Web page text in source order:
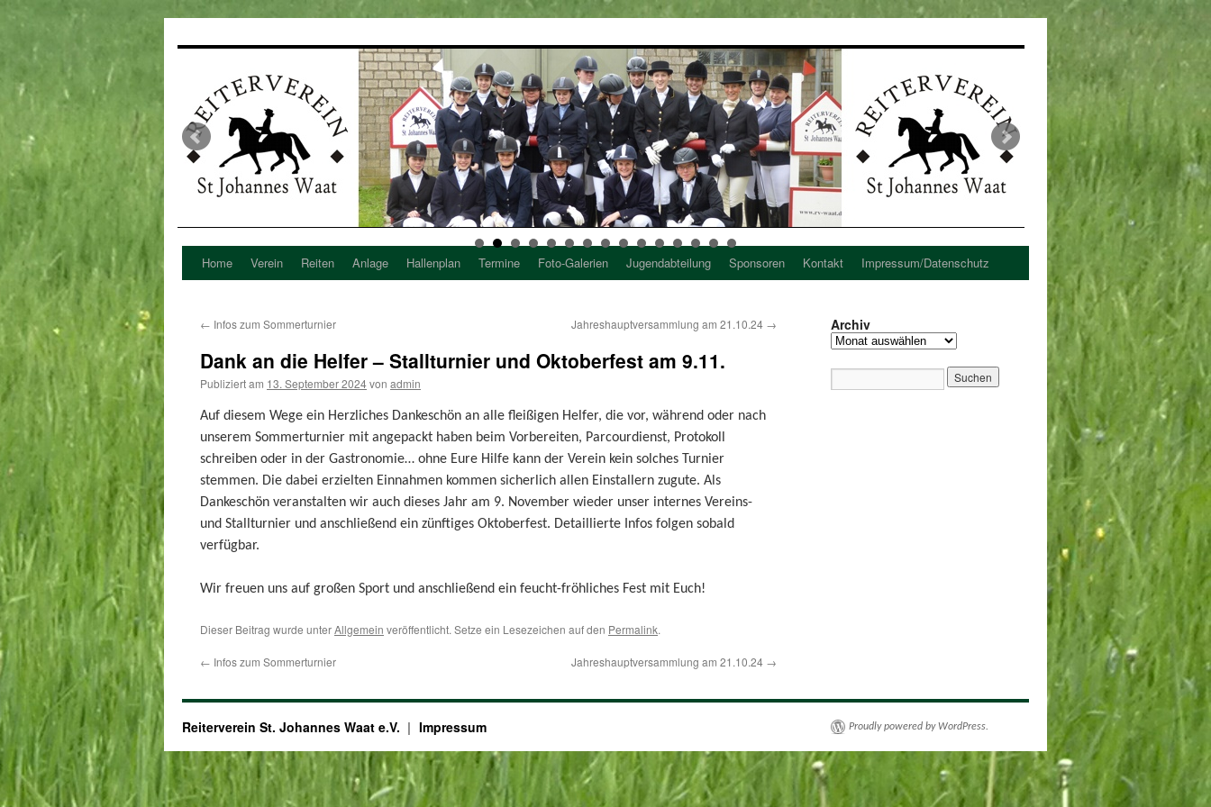
Zum
springen
Home Verein Reiten Anlage Hallenplan Termine Foto-Galerien Jugendabteilung Sponsoren Kontakt Impressum/Datenschutz
← Infos zum Sommerturnier Jahreshauptversammlung am 21.10.24 →
Dank an die Helfer – Stallturnier und Oktoberfest am 9.11.
Publiziert am 13. September 2024von admin
Auf diesem Wege ein Herzliches Dankeschön an alle fleißigen Helfer, die vor, während oder nach
unserem Sommerturnier mit angepackt haben beim Vorbereiten, Parcourdienst, Protokoll
schreiben oder in der Gastronomie… ohne Eure Hilfe kann der Verein kein solches Turnier
stemmen. Die dabei erzielten Einnahmen kommen sicherlich allen Einstallern zugute. Als
Dankeschön veranstalten wir auch dieses Jahr am 9. November wieder unser internes Vereins-
und Stallturnier und anschließend ein zünftiges Oktoberfest. Detaillierte Infos folgen sobald
verfügbar.
Wir freuen uns auf großen Sport und anschließend ein feucht-fröhliches Fest mit Euch!
Dieser Beitrag wurde unterAllgemein veröffentlicht. Setze ein Lesezeichen auf den Permalink.
← Infos zum Sommerturnier Jahreshauptversammlung am 21.10.24 →
Archiv
Archiv
Reiterverein St. Johannes Waat e.V. Impressum Proudly powered by WordPress.